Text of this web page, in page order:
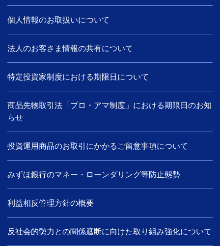
個人情報のお取扱いについて
法人のお客さま情報の共有について
特定投資家制度における期限日について
商品先物取引法「プロ・アマ制度」における期限日のお知
らせ
投資運用商品のお取引にかかるご留意事項について
みずほ銀行のマネー・ローンダリング等防止態勢
利益相反管理方針の概要
反社会的勢力との関係遮断に向けた取り組み強化について